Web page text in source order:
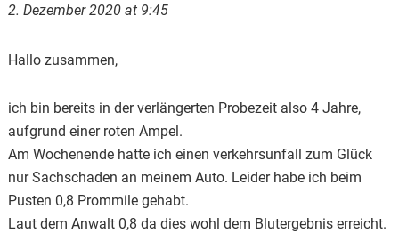
2. Dezember 2020 at 9:45
Hallo zusammen,
ich bin bereits in der verlängerten Probezeit also 4 Jahre,
aufgrund einer roten Ampel.
Am Wochenende hatte ich einen verkehrsunfall zum Glück
nur Sachschaden an meinem Auto. Leider habe ich beim
Pusten 0,8 Prommile gehabt.
Laut dem Anwalt 0,8 da dies wohl dem Blutergebnis erreicht.